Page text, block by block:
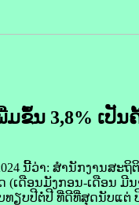
ມ​ຂຶ້ນ 3,8% ເປັ
ນີ້​ວ່າ: ສຳນັກງານສະຖິ
ເດືອນ​ມັງກອນ-ເດືອນ​ ມີນ
ຽບ​ປີ​ຕໍ່​ປີ ທີ່​ດີ​ທີ່​ສຸດນັບ​ແຕ່